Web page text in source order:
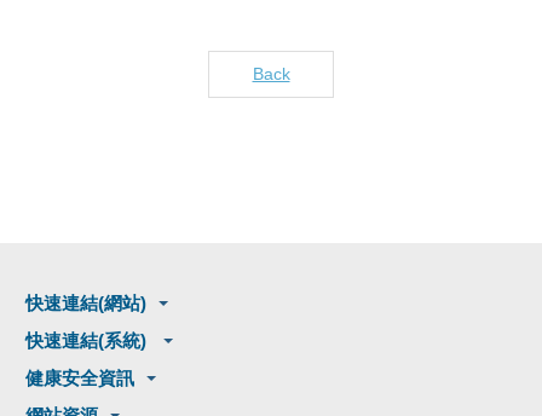
Back
快速連結(網站)
快速連結(系統)
健康安全資訊